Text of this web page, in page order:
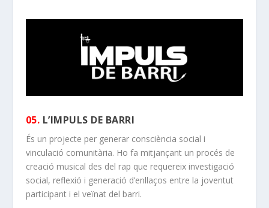
05. L’IMPULS DE BARRI
És un projecte per generar consciència social i
vinculació comunitària. Ho fa mitjançant un procés de
creació musical des del rap que requereix investigació
social, reflexió i generació d’enllaços entre la joventut
participant i el veïnat del barri.